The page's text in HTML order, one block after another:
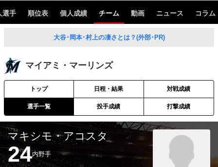
選手 順位表 個人成績 チーム 動画 ニュース コラム
大谷･岡本･村上の凄さとは？(外部･PR)
マイアミ・マーリンズ
トップ 日程・結果 対戦成績
選手一覧 投手成績 打撃成績
マキシモ・アコスタ
24内野手